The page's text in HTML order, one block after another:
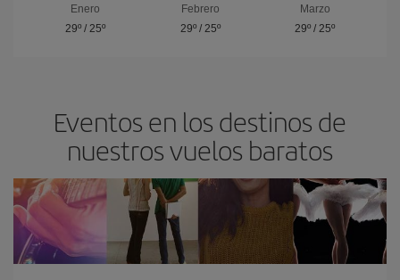
Enero
29º/ 25º
Febrero
29º/ 25º
Marzo
29º / 25º
Eventos en los destinos de
nuestros vuelos baratos